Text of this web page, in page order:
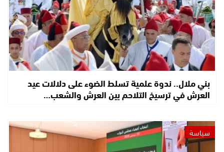
بني ملال.. ندوة علمية تسلط الضوء على دلالات عيد
العرش في ترسيخ التلاحم بين العرش والشعب…
سياسة